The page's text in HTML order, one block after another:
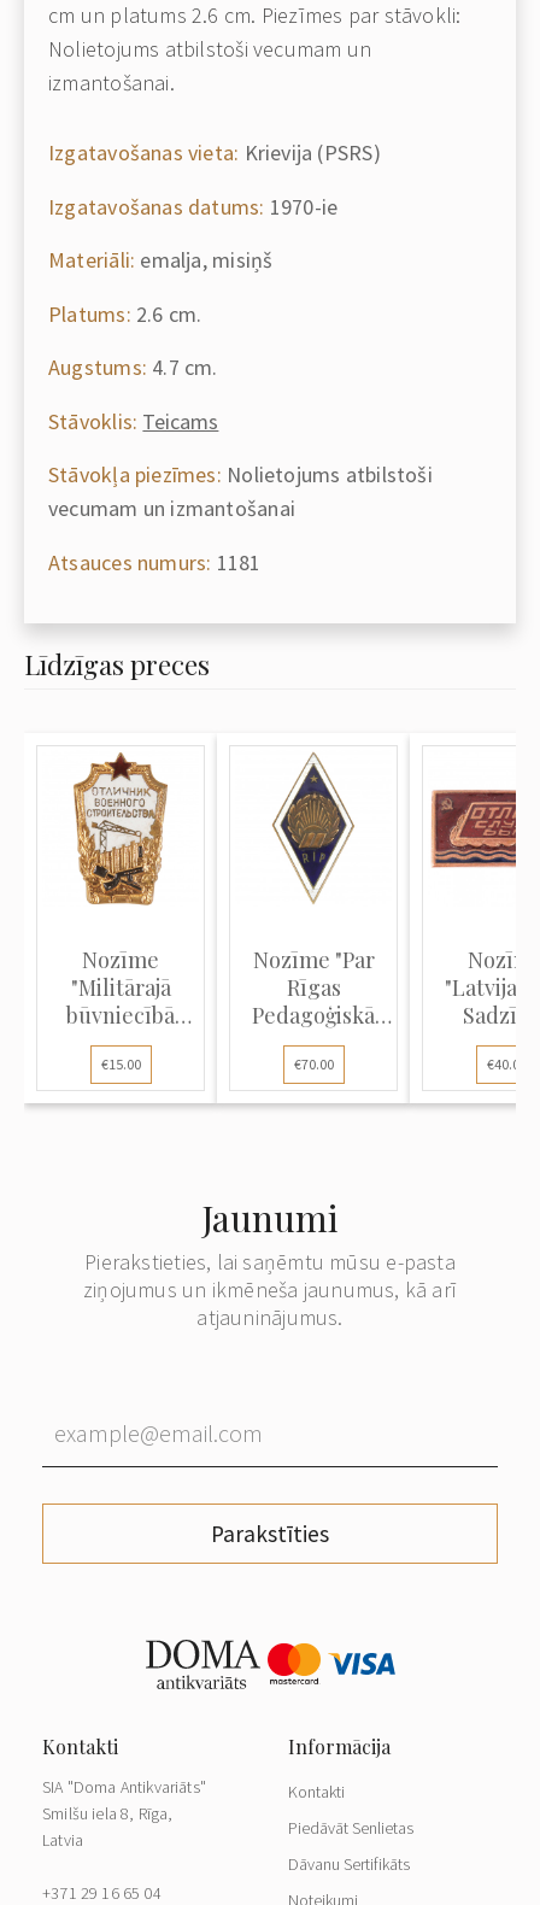
cm un platums 2.6 cm. Piezīmes par stāvokli:
Nolietojums atbilstoši vecumam un
izmantošanai.
Izgatavošanas vieta: Krievija (PSRS)
Izgatavošanas datums: 1970-ie
Materiāli: emalja, misiņš
Platums: 2.6 cm.
Augstums: 4.7 cm.
Stāvoklis: Teicams
Stāvokļa piezīmes: Nolietojums atbilstoši
vecumam un izmantošanai
Atsauces numurs: 1181
Līdzīgas preces
Nozīme
"Militārajā
būvniecībā
teicamnieks"
€15.00
Nozīme "Par
Rīgas
Pedagoģiskā
institūta (RIP)
absolvēšanu"
€70.00
"Latvijas
€40.00
Jaunumi
Pierakstieties, lai saņēmtu mūsu e-pasta
ziņojumus un ikmēneša jaunumus, kā arī
atjauninājumus.
Parakstīties
SIA "Doma Antikvariāts"
Smilšu iela 8, Rīga,
Latvia
+371 29 16 65 04
Kontakti
Piedāvāt Senlietas
Dāvanu Sertifikāts
Noteikumi